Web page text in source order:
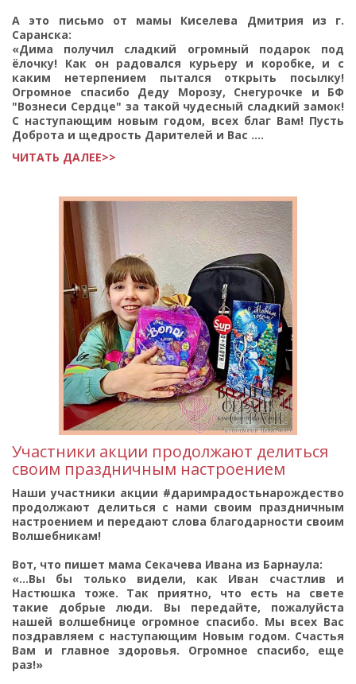
А это письмо от мамы Киселева Дмитрия из г.
Саранска:
«Дима получил сладкий огромный подарок под
ёлочку! Как он радовался курьеру и коробке, и с
каким нетерпением пытался открыть посылку!
Огромное спасибо Деду Морозу, Снегурочке и БФ
"Вознеси Сердце" за такой чудесный сладкий замок!
С наступающим новым годом, всех благ Вам! Пусть
Доброта и щедрость Дарителей и Вас ....
ЧИТАТЬ ДАЛЕЕ>>
Участники акции продолжают делиться
своим праздничным настроением
Наши участники акции #даримрадостьнарождество
продолжают делиться с нами своим праздничным
настроением и передают слова благодарности своим
Волшебникам!
Вот, что пишет мама Секачева Ивана из Барнаула:
«...Вы бы только видели, как Иван счастлив и
Настюшка тоже. Так приятно, что есть на свете
такие добрые люди. Вы передайте, пожалуйста
нашей волшебнице огромное спасибо. Мы всех Вас
поздравляем с наступающим Новым годом. Счастья
Вам и главное здоровья. Огромное спасибо, еще
раз!»